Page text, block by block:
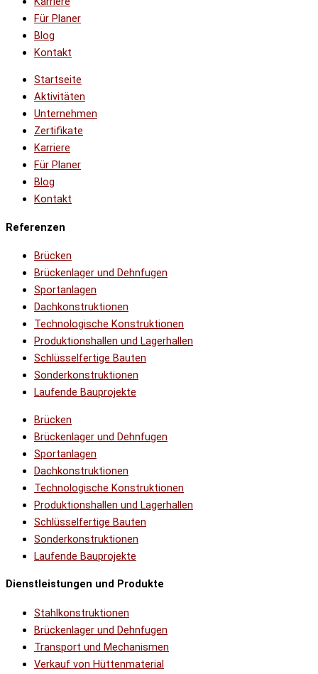
Für Planer
Blog
Kontakt
Startseite
Aktivitäten
Unternehmen
Zertifikate
Karriere
Für Planer
Blog
Kontakt
Referenzen
Brücken
Brückenlager und Dehnfugen
Sportanlagen
Dachkonstruktionen
Technologische Konstruktionen
Produktionshallen und Lagerhallen
Schlüsselfertige Bauten
Sonderkonstruktionen
Laufende Bauprojekte
Brücken
Brückenlager und Dehnfugen
Sportanlagen
Dachkonstruktionen
Technologische Konstruktionen
Produktionshallen und Lagerhallen
Schlüsselfertige Bauten
Sonderkonstruktionen
Laufende Bauprojekte
Dienstleistungen und Produkte
Stahlkonstruktionen
Brückenlager und Dehnfugen
Transport und Mechanismen
Verkauf von Hüttenmaterial